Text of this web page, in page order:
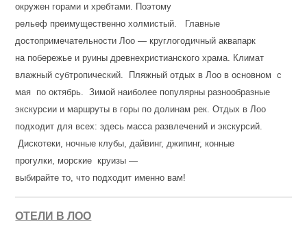
окружен горами и хребтами. Поэтому
рельеф преимущественно холмистый. Главные
достопримечательности Лоо — круглогодичный аквапарк
на побережье и руины древнехристианского храма. Климат
влажный субтропический. Пляжный отдых в Лоо в основном с
мая по октябрь. Зимой наиболее популярны разнообразные
экскурсии и маршруты в горы по долинам рек. Отдых в Лоо
подходит для всех: здесь масса развлечений и экскурсий.
Дискотеки, ночные клубы, дайвинг, джипинг, конные
прогулки, морские круизы—
выбирайте то, что подходит именно вам!
ОТЕЛИ В ЛОО